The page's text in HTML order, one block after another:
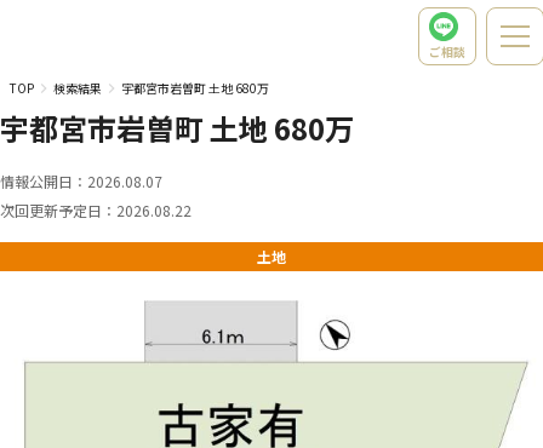
ご相談
TOP
検索結果 宇都宮市岩曽町 土地 680万
宇都宮市岩曽町 土地 680万
情報公開日： 2026.08.07
次回更新予定日： 2026.08.22
土地